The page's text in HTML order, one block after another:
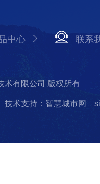
中心 联系
术有限公司 版权所有
技术支持：智慧城市网